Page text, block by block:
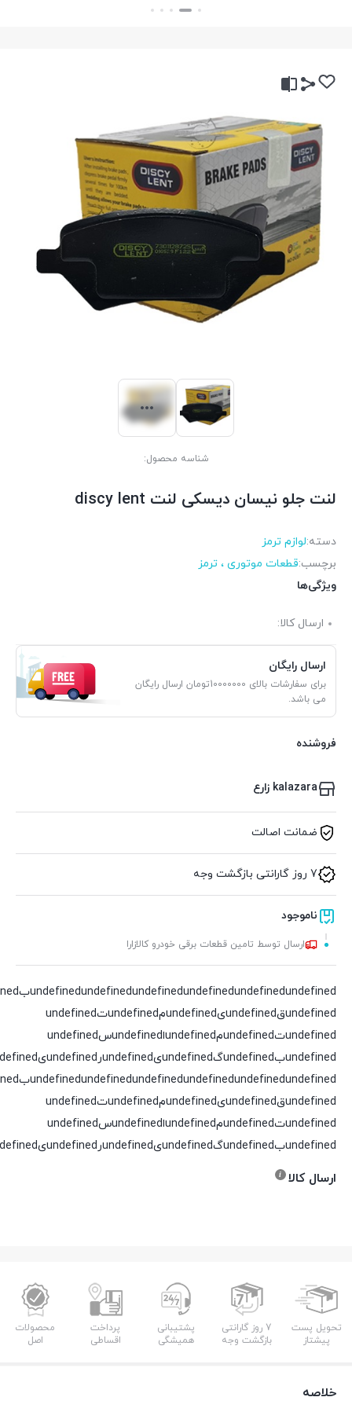
شناسه محصول:
لنت جلو نیسان دیسکی لنت discy lent
دسته:لوازم ترمز
برچسب:قطعات موتوری ، ترمز
ویژگی‌ها
ارسال کالا:
ارسال رایگان
برای سفارشات بالای 10000000تومان ارسال رایگان
می باشد.
فروشنده
kalazara زارع
ضمانت اصالت
7 روز گارانتی بازگشت وجه
ناموجود
ارسال توسط تامین قطعات برقی خودرو کالازارا
undefinedundefinedundefinedundefinedundefined
undefinedقundefinedیundefinedمundefinedتundefined
undefinedتundefinedمundefinedاundefinedسundefined
undefinedبundefinedگundefinedیundefinedرundefinedیundefinedدundefined
undefinedundefinedundefinedundefinedundefined
undefinedقundefinedیundefinedمundefinedتundefined
undefinedتundefinedمundefinedاundefinedسundefined
undefinedبundefinedگundefinedیundefinedرundefinedیundefinedدundefined
ارسال کالا
تحویل پست
پیشتاز
7 روز گارانتی
بازگشت وجه
پشتیبانی
همیشگی
پرداخت
اقساطی
محصولات
اصل
خلاصه